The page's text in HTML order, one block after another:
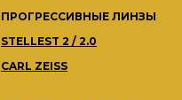
ПРОГРЕССИВНЫЕ ЛИНЗЫ
STELLEST 2 / 2.0
CARL ZEISS